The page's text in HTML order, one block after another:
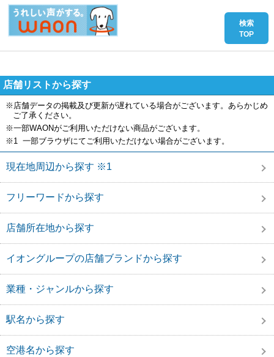
店舗リストから探す
※店舗データの掲載及び更新が遅れている場合がございます。あらかじめ
ご了承ください。
※一部WAONがご利用いただけない商品がございます。
※1 一部ブラウザにてご利用いただけない場合がございます。
現在地周辺から探す ※1
フリーワードから探す
店舗所在地から探す
イオングループの店舗ブランドから探す
業種・ジャンルから探す
駅名から探す
空港名から探す